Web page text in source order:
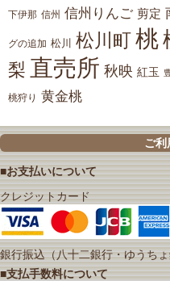
下伊那 信州 信州りんご 剪定
グの追加 松川 松川町 桃
梨 直売所 秋映 紅玉
桃狩り 黄金桃
ご利
■お支払いについて
クレジットカード
銀行振込（八十二銀行・ゆうち
■支払手数料について